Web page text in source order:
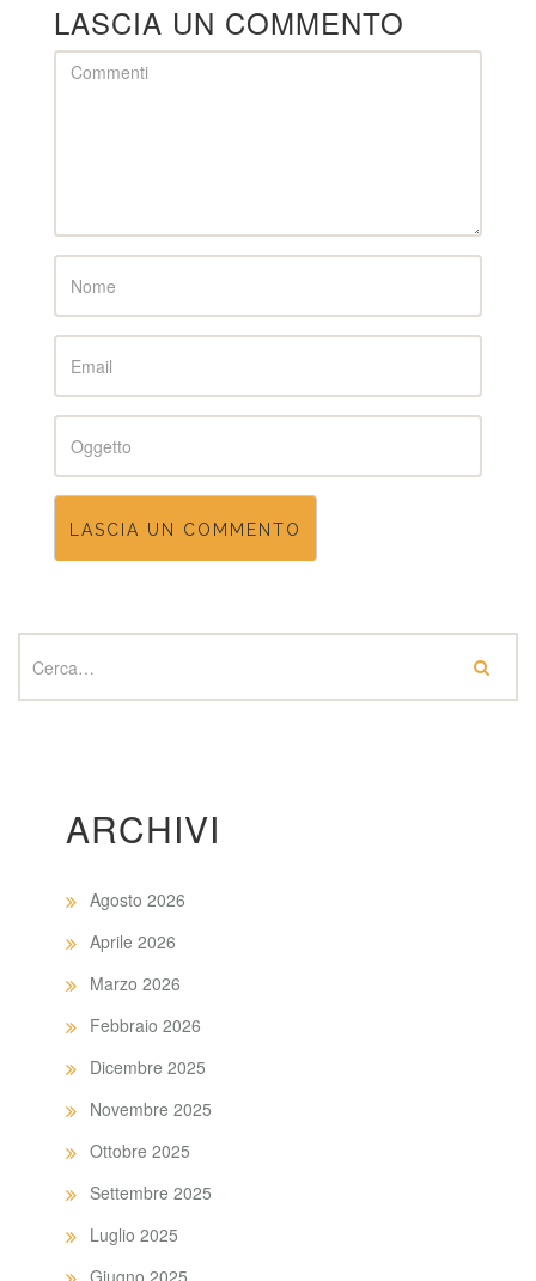
LASCIA UN COMMENTO
Comment
Name
Email
Subject
ARCHIVI
Agosto 2026
Aprile 2026
Marzo 2026
Febbraio 2026
Dicembre 2025
Novembre 2025
Ottobre 2025
Settembre 2025
Luglio 2025
Giugno 2025